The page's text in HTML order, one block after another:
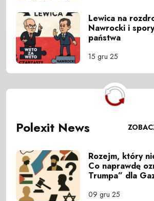
Lewica na
Nawrocki i
państwa
15 gru 25
Polexit News
Rozejm, który
Co naprawdę
Trumpa” dla
09 gru 25